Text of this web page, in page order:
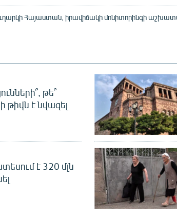
Հայաստան, իրավիճակի մոնիտորինգի
թե՞
թիվն է նվազել
է 320 մլն